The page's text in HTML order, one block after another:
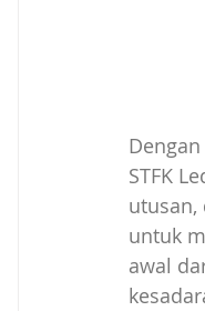
STFK
utusan,
untuk
awal